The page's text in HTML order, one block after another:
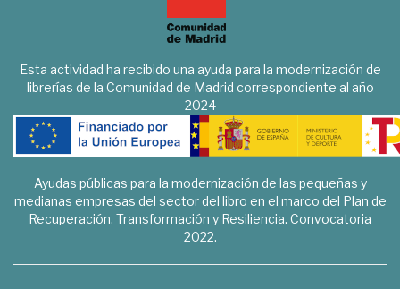
Esta actividad ha recibido una ayuda para la modernización de
librerías de la Comunidad de Madrid correspondiente al año
2024
Ayudas públicas para la modernización de las pequeñas y
medianas empresas del sector del libro en el marco del Plan de
Recuperación, Transformación y Resiliencia. Convocatoria
2022.